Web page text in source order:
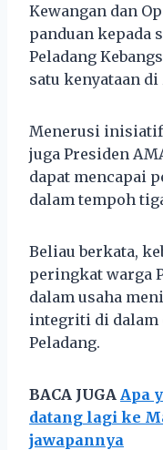
Kewangan dan
panduan kepada
Peladang
satu kenyataan di
Menerusi inisiatif
juga Presiden
dapat mencapai
dalam tempoh
Beliau berkata,
peringkat warga
dalam usaha
integriti di dalam
Peladang.
BACA JUGA Apa
datang lagi ke
jawapannya